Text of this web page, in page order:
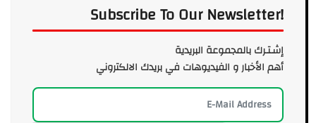
Subscribe To Our Newsletter!
إشـتـرك بالمجموعة البريدية
أهم الأخبار و الفيديوهات في بريدك الالكتروني